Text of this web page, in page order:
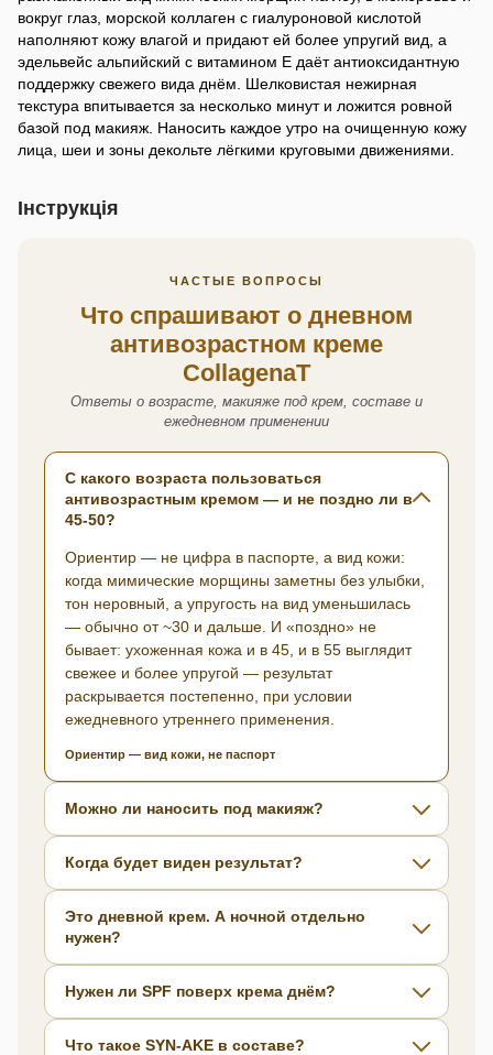
вокруг глаз, морской коллаген с гиалуроновой кислотой
наполняют кожу влагой и придают ей более упругий вид, а
эдельвейс альпийский с витамином E даёт антиоксидантную
поддержку свежего вида днём. Шелковистая нежирная
текстура впитывается за несколько минут и ложится ровной
базой под макияж. Наносить каждое утро на очищенную кожу
лица, шеи и зоны декольте лёгкими круговыми движениями.
Інструкція
ЧАСТЫЕ ВОПРОСЫ
Что спрашивают о дневном
антивозрастном креме
CollagenaT
Ответы о возрасте, макияже под крем, составе и
ежедневном применении
С какого возраста пользоваться
антивозрастным кремом — и не поздно ли в
45-50?
Ориентир — не цифра в паспорте, а вид кожи:
когда мимические морщины заметны без улыбки,
тон неровный, а упругость на вид уменьшилась
— обычно от ~30 и дальше. И «поздно» не
бывает: ухоженная кожа и в 45, и в 55 выглядит
свежее и более упругой — результат
раскрывается постепенно, при условии
ежедневного утреннего применения.
Ориентир — вид кожи, не паспорт
Можно ли наносить под макияж?
Когда будет виден результат?
Это дневной крем. А ночной отдельно
нужен?
Нужен ли SPF поверх крема днём?
Что такое SYN-AKE в составе?